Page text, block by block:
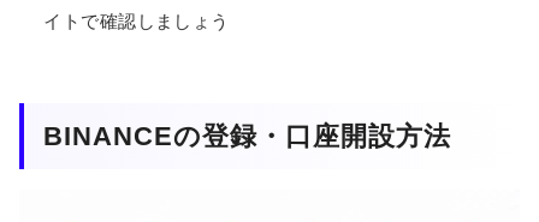
イトで確認しましょう
BINANCEの登録・口座開設方法